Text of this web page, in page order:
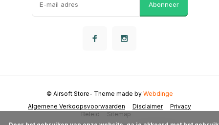
Abonneer
Algemene Verkoopsvoorwaarden Disclaimer
Privacy
Beleid
Sitemap
© Airsoft Store- Theme made by Webdinge